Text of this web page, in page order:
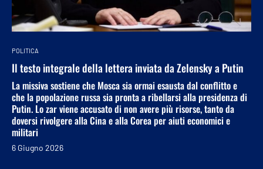
POLITICA
Il testo integrale della lettera inviata da Zelensky a Putin
La missiva sostiene che Mosca sia ormai esausta dal conflitto e
che la popolazione russa sia pronta a ribellarsi alla presidenza di
Putin. Lo zar viene accusato di non avere più risorse, tanto da
doversi rivolgere alla Cina e alla Corea per aiuti economici e
militari
6 Giugno 2026